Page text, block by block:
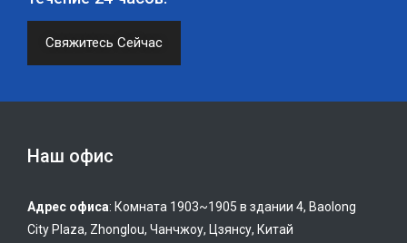
Свяжитесь Сейчас
Наш офис
Адрес офиса: Комната 1903~1905 в здании 4, Baolong
City Plaza, Zhonglou, Чанчжоу, Цзянсу, Китай